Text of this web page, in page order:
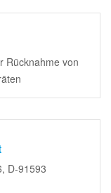
Rücknahme von
D-91593